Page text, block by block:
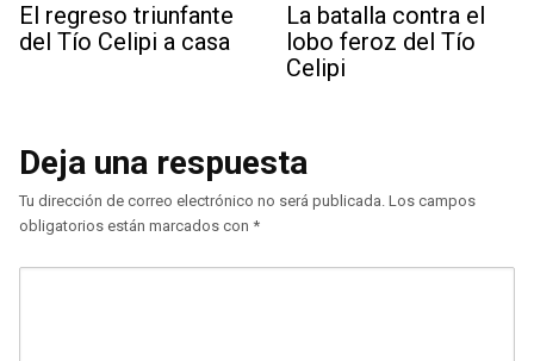
El regreso triunfante
del Tío Celipi a casa
La batalla contra el
lobo feroz del Tío
Celipi
Deja una respuesta
Tu dirección de correo electrónico no será publicada. Los campos
obligatorios están marcados con *